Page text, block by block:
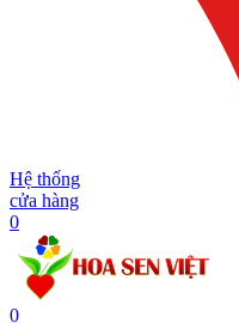
Hệ thống
cửa hàng
0
0